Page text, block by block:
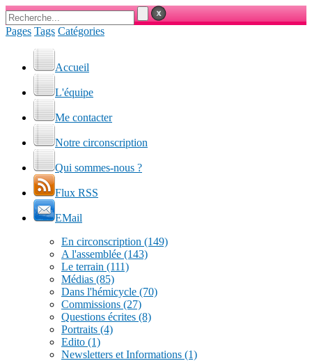
Pages Tags Catégories
Accueil
L'équipe
Me contacter
Notre circonscription
Qui sommes-nous ?
Flux RSS
EMail
En circonscription (149)
A l'assemblée (143)
Le terrain (111)
Médias (85)
Dans l'hémicycle (70)
Commissions (27)
Questions écrites (8)
Portraits (4)
Edito (1)
Newsletters et Informations (1)